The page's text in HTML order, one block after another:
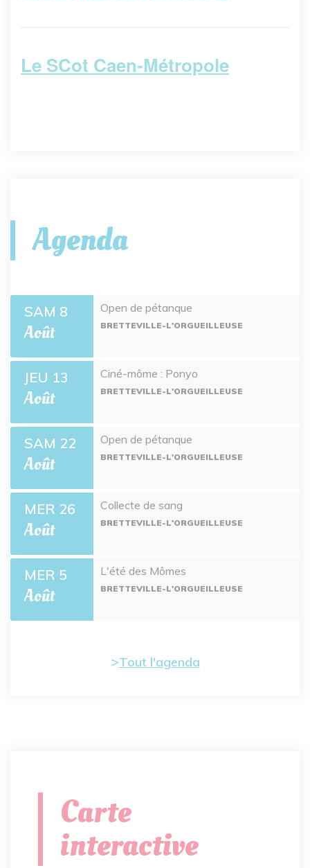
Le SCot Caen-Métropole
Agenda
SAM 8
Août
Open de pétanque
BRETTEVILLE-L'ORGUEILLEUSE
JEU 13
Août
Ciné-môme : Ponyo
BRETTEVILLE-L'ORGUEILLEUSE
SAM 22
Août
Open de pétanque
BRETTEVILLE-L'ORGUEILLEUSE
MER 26
Août
Collecte de sang
BRETTEVILLE-L'ORGUEILLEUSE
MER 5
Août
L'été des Mômes
BRETTEVILLE-L'ORGUEILLEUSE
Tout l'agenda
Carte
interactive